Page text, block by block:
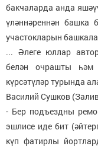
бакчаларда анда
үләннәреннән башка
участокларын
... Әлеге юллар
белән очрашты һәм
күрсәтүләр турында
Василий Сушков
- Бер подъездны
эшлисе иде бит
күп фатирлы